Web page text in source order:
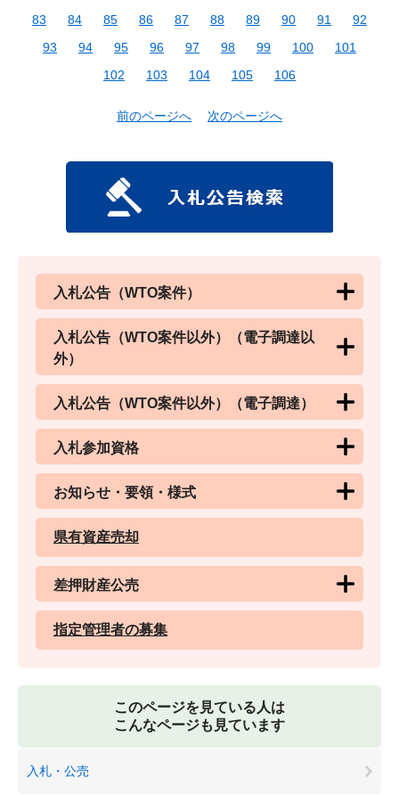
83
84 85 86 87 88 89 90 91
92
93
94 95 96 97 98 99 100
101
102
103 104 105 106
前のページへ 次のページへ
入札公告（WTO案件）
入札公告（WTO案件以外）（電子調達以
外）
入札公告（WTO案件以外）（電子調達）
入札参加資格
お知らせ・要領・様式
県有資産売却
差押財産公売
指定管理者の募集
このページを見ている人は
こんなページも見ています
入札・公売